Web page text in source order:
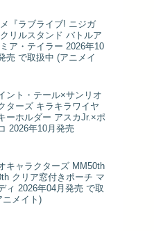
『ラブライブ! ニジガ
リルスタンド バトルア
ア・テイラー 2026年10
売 で取扱中 (アニメイ
ント・テール×サンリオ
ターズ キラキラワイヤ
ーホルダー アスカJr.×ポ
2026年10月発売
キャラクターズ MM50th
クリア窓付きポーチ マ
ィ 2026年04月発売 で取
ニメイト)